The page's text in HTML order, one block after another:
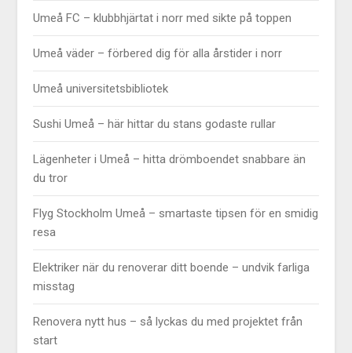
Umeå FC – klubbhjärtat i norr med sikte på toppen
Umeå väder – förbered dig för alla årstider i norr
Umeå universitetsbibliotek
Sushi Umeå – här hittar du stans godaste rullar
Lägenheter i Umeå – hitta drömboendet snabbare än
du tror
Flyg Stockholm Umeå – smartaste tipsen för en smidig
resa
Elektriker när du renoverar ditt boende – undvik farliga
misstag
Renovera nytt hus – så lyckas du med projektet från
start